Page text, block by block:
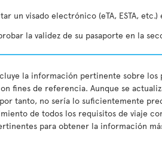
un visado electrónico (eTA, ESTA,
la validez de su pasaporte en la
la información pertinente sobre
fines de referencia. Aunque se
tanto, no sería lo suficientemente
de todos los requisitos de viaje
para obtener la información